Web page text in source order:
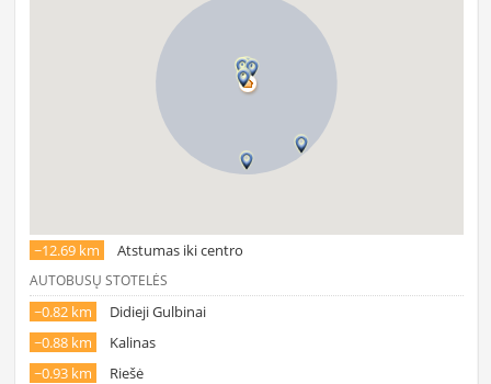
~12.69 km Atstumas iki centro
AUTOBUSŲ STOTELĖS
~0.82 km
Didieji Gulbinai
~0.88 km
Kalinas
~0.93 km
Riešė